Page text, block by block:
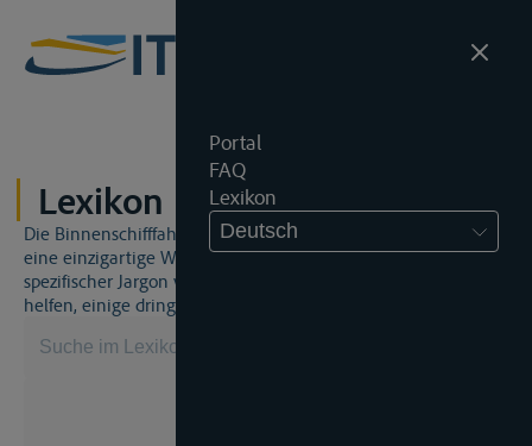
Portal
FAQ
Lexikon
Deutsch
Lexikon
Die Binnenschifffahrt und das Binnenschifffahrtsrecht sind
eine einzigartige Welt. Dies bedeutet, dass häufig ein
spezifischer Jargon verwendet wird. Dieses Lexikon wird Ihnen
helfen, einige dringend benötigte Begriffe zu beherrschen.